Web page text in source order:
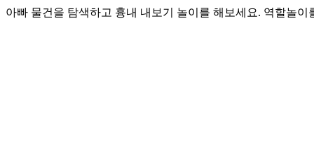
아빠 물건을 탐색하고 흉내 내보기 놀이를 해보세요. 역할놀